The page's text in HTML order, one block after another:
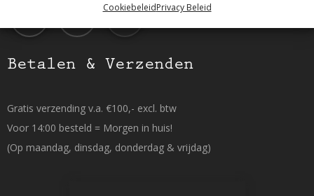
CookiebeleidPrivacy Beleid
Betalen & Verzenden
Gratis verzending v.a. €100,- excl. btw
Voor 14:00 besteld = Morgen in huis!
(Op maandag, dinsdag, donderdag & vrijdag)